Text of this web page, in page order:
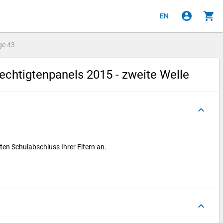
EN account_circle shopping_cart
43
2015 - zweite Welle
keyboard_arrow_up
Schulabschluss Ihrer Eltern an.
keyboard_arrow_up